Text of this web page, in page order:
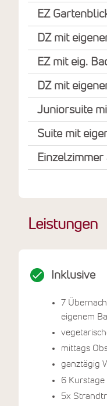
EZ
DZ mit
EZ mit eig.
DZ mit
Juniorsuite
Suite mit
Leistungen
Inklusive
7
eigenem
mittags
ganztägig
6
5x